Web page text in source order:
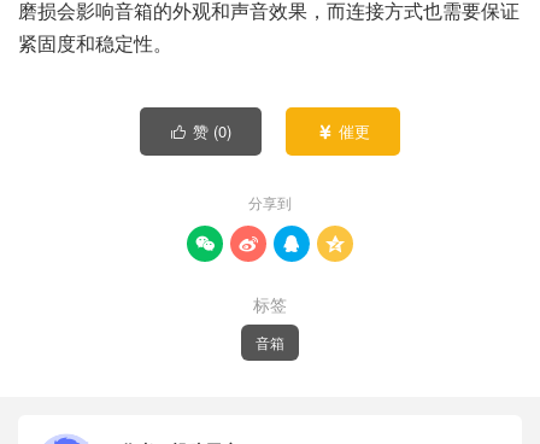
磨损会影响音箱的外观和声音效果，而连接方式也需要保证
紧固度和稳定性。
 赞 (0)  催更
分享到
   
标签
音箱